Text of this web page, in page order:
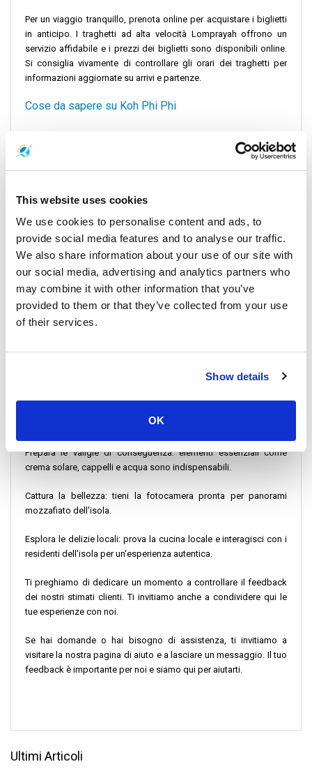
This website uses cookies
We use cookies to personalise content and ads, to
provide social media features and to analyse our traffic.
We also share information about your use of our site with
our social media, advertising and analytics partners who
may combine it with other information that you’ve
provided to them or that they’ve collected from your use
of their services.
Show details
OK
Per un viaggio tranquillo, prenota online per acquistare i biglietti
in anticipo. I traghetti ad alta velocità Lomprayah offrono un
servizio affidabile e i prezzi dei biglietti sono disponibili online.
Si consiglia vivamente di controllare gli orari dei traghetti per
informazioni aggiornate su arrivi e partenze.
Cose da sapere su Koh Phi Phi
festaioli. L'isola è famosa per la sua Sairee Beach, un punto
A Koh Phi Phi, pratica lo snorkeling, esplora i mercati locali o fai
un giro in barca a coda lunga. La vivace vita dell'isola si estende
oltre le sue spiagge, con numerosi caffè e negozi da esplorare.
Il tuo viaggio da Koh Tao a Koh Phi Phi non è solo un viaggio tra
due punti, ma una vibrante esplorazione della cultura dell'isola e
delle bellezze naturali della Thailandia
del motoscafo per evitare problemi dell'ultimo minuto.
Prepara le valigie di conseguenza: elementi essenziali come
crema solare, cappelli e acqua sono indispensabili.
Cattura la bellezza: tieni la fotocamera pronta per panorami
mozzafiato dell'isola.
Esplora le delizie locali: prova la cucina locale e interagisci con i
residenti dell'isola per un'esperienza autentica.
Ti preghiamo di dedicare un momento a controllare il feedback
dei nostri stimati clienti. Ti invitiamo anche a condividere qui le
tue esperienze con noi.
Se hai domande o hai bisogno di assistenza, ti invitiamo a
visitare la nostra pagina di aiuto e a lasciare un messaggio. Il tuo
feedback è importante per noi e siamo qui per aiutarti.
Ultimi Articoli